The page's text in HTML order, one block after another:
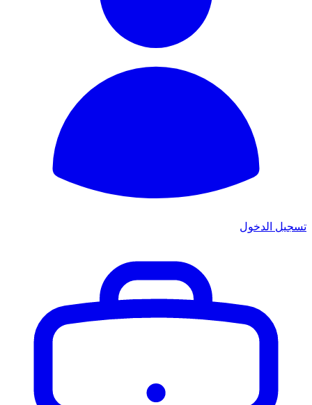
تسجيل الدخول